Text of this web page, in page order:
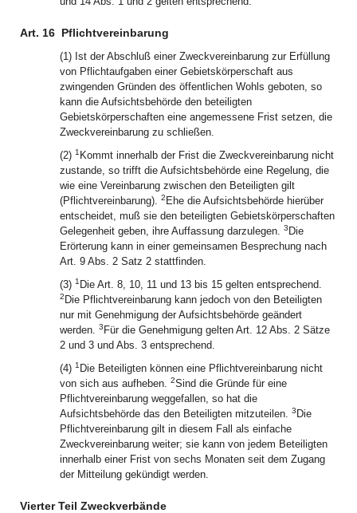
Art. 16 Pflichtvereinbarung
(1) Ist der Abschluß einer Zweckvereinbarung zur Erfüllung
von Pflichtaufgaben einer Gebietskörperschaft aus
zwingenden Gründen des öffentlichen Wohls geboten, so
kann die Aufsichtsbehörde den beteiligten
Gebietskörperschaften eine angemessene Frist setzen, die
Zweckvereinbarung zu schließen.
(2) 1 Kommt innerhalb der Frist die Zweckvereinbarung nicht
zustande, so trifft die Aufsichtsbehörde eine Regelung, die
wie eine Vereinbarung zwischen den Beteiligten gilt
(Pflichtvereinbarung). 2 Ehe die Aufsichtsbehörde hierüber
entscheidet, muß sie den beteiligten Gebietskörperschaften
Gelegenheit geben, ihre Auffassung darzulegen. 3 Die
Erörterung kann in einer gemeinsamen Besprechung nach
Art. 9 Abs. 2 Satz 2 stattfinden.
(3) 1 Die Art. 8, 10, 11 und 13 bis 15 gelten entsprechend.
2 Die Pflichtvereinbarung kann jedoch von den Beteiligten
nur mit Genehmigung der Aufsichtsbehörde geändert
werden. 3 Für die Genehmigung gelten Art. 12 Abs. 2 Sätze
2 und 3 und Abs. 3 entsprechend.
(4) 1 Die Beteiligten können eine Pflichtvereinbarung nicht
von sich aus aufheben. 2Sind die Gründe für eine
Pflichtvereinbarung weggefallen, so hat die
Aufsichtsbehörde das den Beteiligten mitzuteilen. 3 Die
Pflichtvereinbarung gilt in diesem Fall als einfache
Zweckvereinbarung weiter; sie kann von jedem Beteiligten
innerhalb einer Frist von sechs Monaten seit dem Zugang
der Mitteilung gekündigt werden.
Vierter Teil Zweckverbände